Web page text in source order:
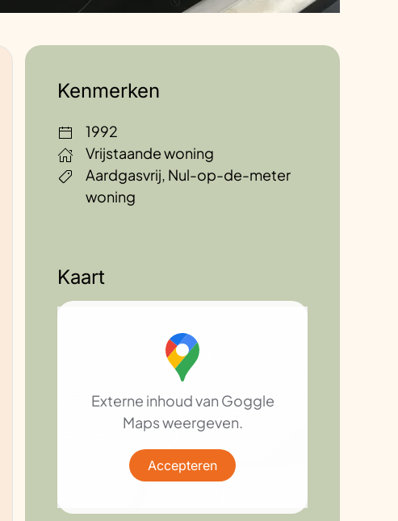
Kenmerken
1992
Vrijstaande woning
Aardgasvrij, Nul-op-de-meter
woning
Kaart
Externe inhoud van Goggle
Maps weergeven.
Accepteren